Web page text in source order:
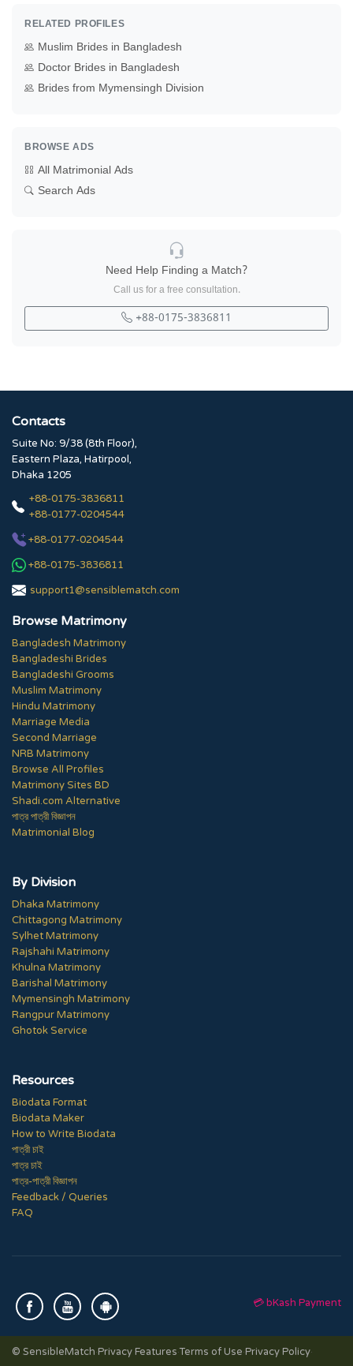
RELATED PROFILES
Muslim Brides in Bangladesh
Doctor Brides in Bangladesh
Brides from Mymensingh Division
BROWSE ADS
All Matrimonial Ads
Search Ads
Need Help Finding a Match?
Call us for a free consultation.
+88-0175-3836811
Contacts
Suite No: 9/38 (8th Floor),
Eastern Plaza, Hatirpool,
Dhaka 1205
+88-0175-3836811
+88-0177-0204544
+88-0177-0204544
+88-0175-3836811
support1@sensiblematch.com
Browse Matrimony
Bangladesh Matrimony
Bangladeshi Brides
Bangladeshi Grooms
Muslim Matrimony
Hindu Matrimony
Marriage Media
Second Marriage
NRB Matrimony
Browse All Profiles
Matrimony Sites BD
Shadi.com Alternative
পাত্র পাত্রী বিজ্ঞাপন
Matrimonial Blog
By Division
Dhaka Matrimony
Chittagong Matrimony
Sylhet Matrimony
Rajshahi Matrimony
Khulna Matrimony
Barishal Matrimony
Mymensingh Matrimony
Rangpur Matrimony
Ghotok Service
Resources
Biodata Format
Biodata Maker
How to Write Biodata
পাত্রী চাই
পাত্র চাই
পাত্র-পাত্রী বিজ্ঞাপন
Feedback / Queries
FAQ
💳 bKash Payment
© SensibleMatch·Privacy Features·Terms of Use·Privacy Policy·